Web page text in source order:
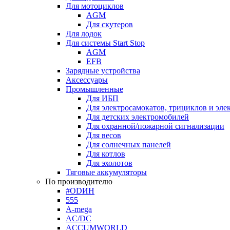
Для мотоциклов
AGM
Для скутеров
Для лодок
Для системы Start Stop
AGM
EFB
Зарядные устройства
Аксессуары
Промышленные
Для ИБП
Для электросамокатов, трициклов и
Для детских электромобилей
Для охранной/пожарной сигнализации
Для весов
Для солнечных панелей
Для котлов
Для эхолотов
Тяговые аккумуляторы
По производителю
#ODИН
555
A-mega
AC/DC
ACCUMWORLD